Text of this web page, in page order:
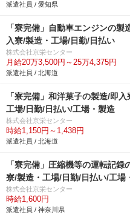
派遣社員 / 愛知県
「寮完備」自動車エンジンの製
入寮/製造・工場/日勤/日払い
株式会社京栄センター
月給20万3,500円～25万4,375円
派遣社員 / 北海道
「寮完備」和洋菓子の製造/即入
工場/日勤/日払い/工場・製造
株式会社京栄センター
時給1,150円～1,438円
派遣社員 / 北海道
「寮完備」圧縮機等の運転記録
寮/製造・工場/日勤/日払い/工場
株式会社京栄センター
時給1,600円
派遣社員 / 神奈川県